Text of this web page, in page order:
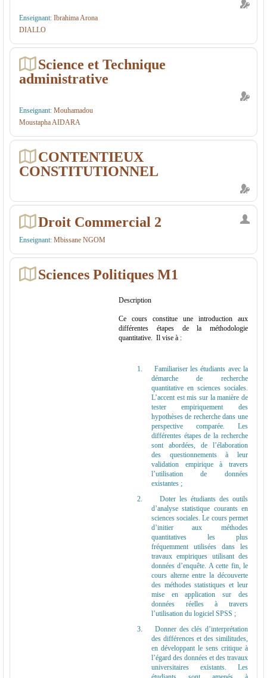
Enseignant: Ibrahima Arona
DIALLO
Science et Technique
administrative
Enseignant: Mouhamadou
Moustapha AIDARA
CONTENTIEUX
CONSTITUTIONNEL
Droit Commercial 2
Enseignant: Mbissane NGOM
Sciences Politiques M1
Description
Ce cours constitue une introduction aux
différentes étapes de la méthodologie
quantitative. Il vise à :
1.
Familiariser les étudiants avec la
démarche de recherche
quantitative en sciences sociales.
L’accent est mis sur la manière de
tester empiriquement des
hypothèses de recherche dans une
perspective comparée. Les
différentes étapes de la recherche
sont abordées, de l’élaboration
des questionnements à leur
validation empirique à travers
l’utilisation de données
existantes ;
2.
Doter les étudiants des outils
d’analyse statistique courants en
sciences sociales. Le cours permet
d’initier aux méthodes
quantitatives les plus
fréquemment utilisées dans les
travaux empiriques utilisant des
données d’enquête. A cette fin, le
cours alterne entre la découverte
des méthodes statistiques et leur
mise en application sur des
données réelles à travers
l’utilisation du logiciel SPSS ;
3.
Donner des clés d’interprétation
des différences et des similitudes,
en développant le sens critique à
l’égard des données et des travaux
universitaires existants. Les